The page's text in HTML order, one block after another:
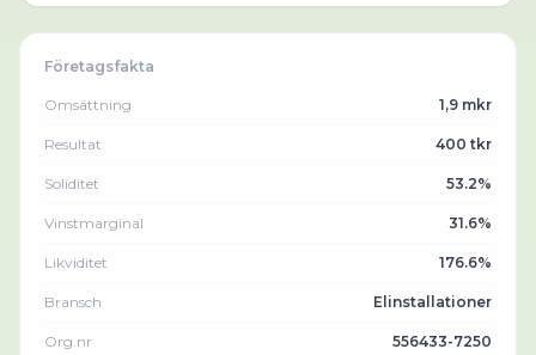
Företagsfakta
Omsättning 1,9 mkr
Resultat 400 tkr
Soliditet 53.2%
Vinstmarginal 31.6%
Likviditet 176.6%
Bransch Elinstallationer
Org.nr 556433-7250